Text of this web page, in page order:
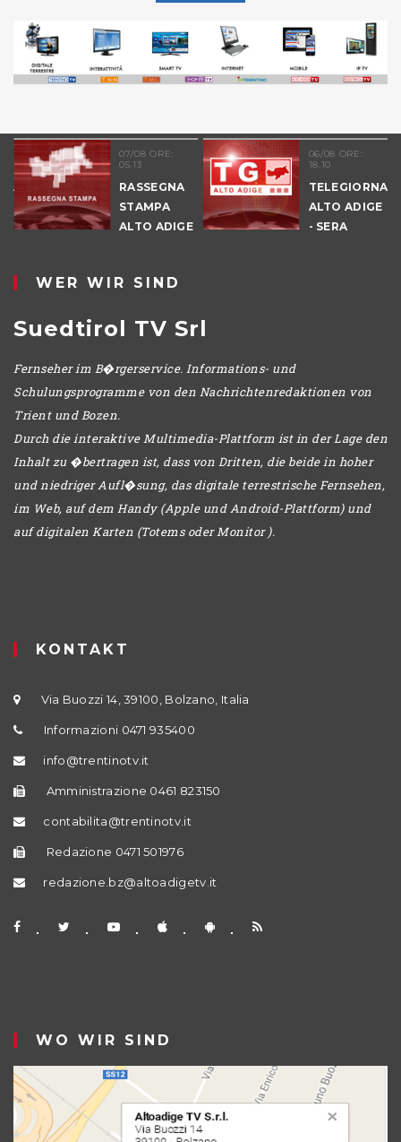
07/08 ORE:
05.13
RASSEGNA
STAMPA
ALTO ADIGE
06/08 ORE:
18.10
ALTO ADIGE
- SERA
WER WIR SIND
Suedtirol TV Srl
Fernseher im B�rgerservice. Informations- und
Schulungsprogramme von den Nachrichtenredaktionen von
Trient und Bozen.
Durch die interaktive Multimedia-Plattform ist in der Lage den
Inhalt zu �bertragen ist, dass von Dritten, die beide in hoher
und niedriger Aufl�sung, das digitale terrestrische Fernsehen,
im Web, auf dem Handy (Apple und Android-Plattform) und
auf digitalen Karten (Totems oder Monitor ).
KONTAKT
Via Buozzi 14, 39100, Bolzano, Italia
Informazioni 0471 935400
info@trentinotv.it
Amministrazione 0461 823150
contabilita@trentinotv.it
Redazione 0471 501976
redazione.bz@altoadigetv.it
WO WIR SIND